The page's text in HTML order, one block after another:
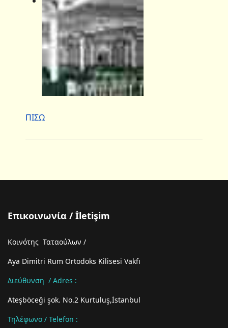
ΠΙΣΩ
Επικοινωνία / İletişim
Κοινότης Ταταούλων /
Aya Dimitri Rum Ortodoks Kilisesi Vakfı
Διεύθυνση / Adres :
Ateşböceği şok. No.2 Kurtuluş,İstanbul
Τηλέφωνο / Telefon :